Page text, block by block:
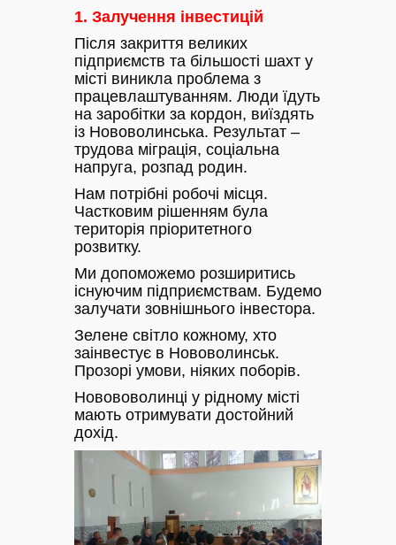
1. Залучення інвестицій
Після закриття великих
підприємств та більшості шахт у
місті виникла проблема з
працевлаштуванням. Люди їдуть
на заробітки за кордон, виїздять
із Нововолинська. Результат –
трудова міграція, соціальна
напруга, розпад родин.
Нам потрібні робочі місця.
Частковим рішенням була
територія пріоритетного
розвитку.
Ми допоможемо розширитись
існуючим підприємствам. Будемо
залучати зовнішнього інвестора.
Зелене світло кожному, хто
заінвестує в Нововолинськ.
Прозорі умови, ніяких поборів.
Новововолинці у рідному місті
мають отримувати достойний
дохід.